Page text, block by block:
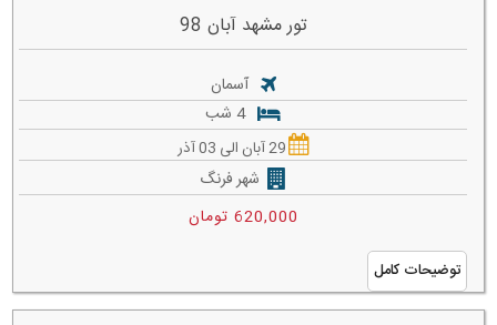
تور مشهد آبان 98
آسمان
4 شب
29 آبان الی 03 آذر
شهر فرنگ
620,000 تومان
توضیحات کامل